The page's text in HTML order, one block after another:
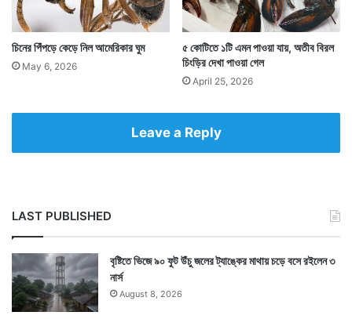
United States of America
চিনের পিঁপড়ে কেড়ে নিল আমেরিকার ঘুম
May 6, 2026
৫ কোটিতে ১টি এমন পাওয়া যায়, অতীব বিরল
চিংড়ির দেখা পাওয়া গেল
April 25, 2026
Leave a Reply
LAST PUBLISHED
বৃষ্টিতে ভিজে ৯০ ফুট উঁচু জলের ট্যাঙ্কের মাথায় চড়ে বসে রইলেন ৩
নার্স
August 8, 2026